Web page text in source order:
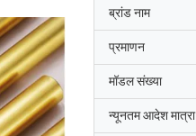
ब्रांड नाम
प्रमाणन
मॉडल संख्या
न्यूनतम आदेश मात्रा